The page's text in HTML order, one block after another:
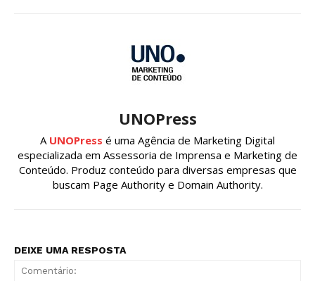
UNOPress
A UNOPress é uma Agência de Marketing Digital
especializada em Assessoria de Imprensa e Marketing de
Conteúdo. Produz conteúdo para diversas empresas que
buscam Page Authority e Domain Authority.
DEIXE UMA RESPOSTA